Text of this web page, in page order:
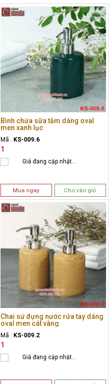
Bình chứa sữa tắm dáng oval
men xanh lục
Mã : KS-009.6
1
Giá đang cập nhật...
Mua ngay Cho vào giỏ
Chai sứ đựng nước rửa tay dáng
oval men cát vàng
Mã : KS-009.2
1
Giá đang cập nhật...